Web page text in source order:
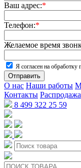
Ваш адрес:*
Телефон:*
Желаемое время
Я согласен на
Отправить
О нас Наши работы
Контакты Распродажа
8 499 322 25 59